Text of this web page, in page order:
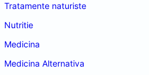
Tratamente naturiste
Nutritie
Medicina
Medicina Alternativa